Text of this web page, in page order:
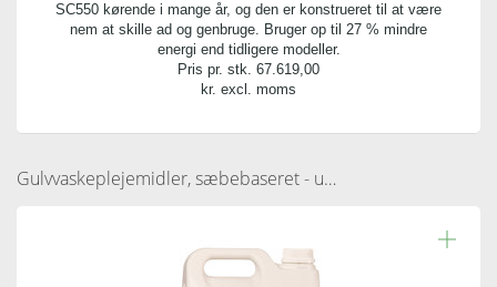
SC550 kørende i mange år, og den er konstrueret til at være
nem at skille ad og genbruge. Bruger op til 27 % mindre
energi end tidligere modeller.
Pris pr. stk. 67.619,00
kr. excl. moms
Gulvvaskeplejemidler, sæbebaseret - uden voks